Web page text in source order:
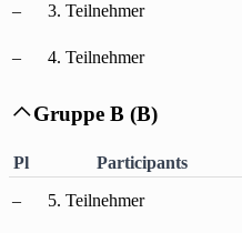
– 3. Teilnehmer
– 4. Teilnehmer
 Gruppe B (B)
Pl Participants
–
5. Teilnehmer